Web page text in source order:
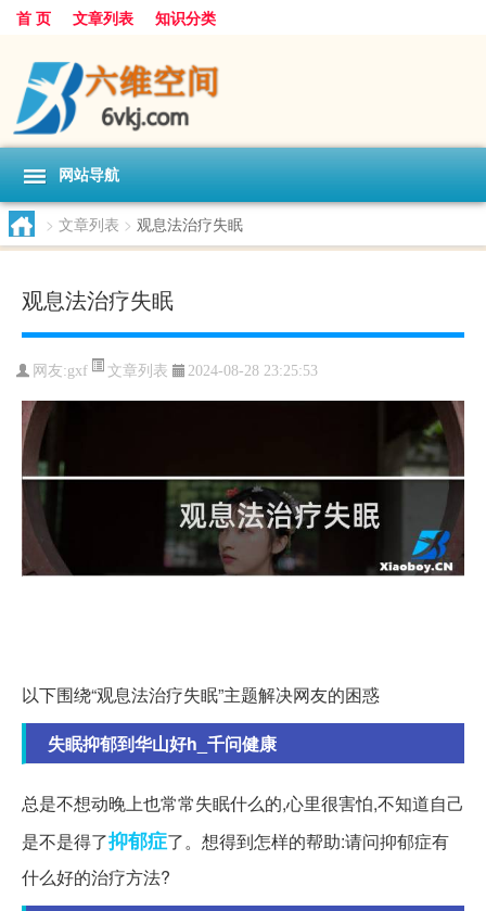
首 页 文章列表 知识分类
网站导航
> 文章列表 > 观息法治疗失眠
观息法治疗失眠
网友:gxf 文章列表 2024-08-28 23:25:53
以下围绕“观息法治疗失眠”主题解决网友的困惑
失眠抑郁到华山好h_千问健康
总是不想动晚上也常常失眠什么的,心里很害怕,不知道自己
是不是得了抑郁症了。想得到怎样的帮助:请问抑郁症有
什么好的治疗方法?